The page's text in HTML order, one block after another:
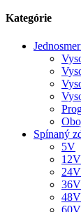
Kategórie
Spínaný
5V
12V
24V
36V
48V
60V